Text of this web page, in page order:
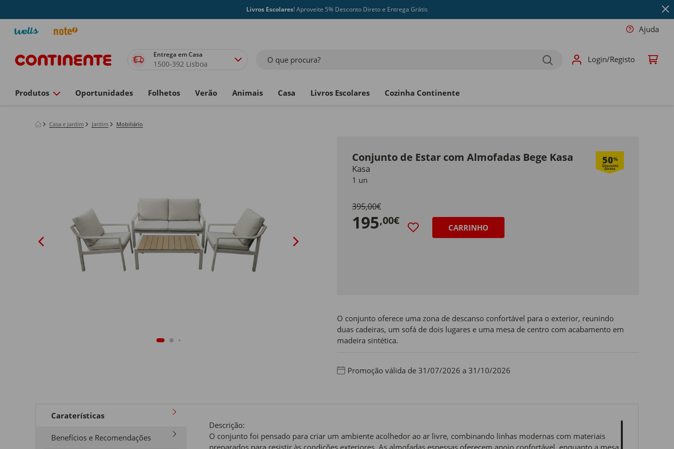
Livros Escolares! Aproveite 5% Desconto Direto e Entrega Grátis
Ajuda
Entrega em Casa
1500-392 Lisboa O que procura? Login/Registo
Produtos Oportunidades Folhetos Verão Animais Casa Livros Escolares Cozinha Continente
Casa e Jardim Jardim Mobiliário
Conjunto de Estar com Almofadas Bege Kasa 50%
Kasa
1 un
395,00€
195,00€
CARRINHO
O conjunto oferece uma zona de descanso confortável para o exterior, reunindo
duas cadeiras, um sofá de dois lugares e uma mesa de centro com acabamento em
madeira sintética.
Promoção válida de 31/07/2026 a 31/10/2026
Caraterísticas
Benefícios e Recomendações
Descrição:
O conjunto foi pensado para criar um ambiente acolhedor ao ar livre, combinando linhas modernas com materiais
preparados para resistir às condições exteriores. As almofadas espessas oferecem apoio confortável, enquanto a mesa